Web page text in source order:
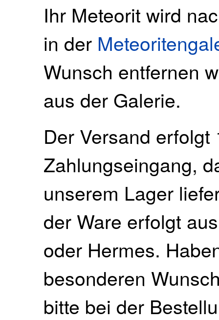
Ihr Meteorit wird
in der
Wunsch entfernen
aus der Galerie.
Der Versand
Zahlungseingang,
unserem Lager
der Ware erfolgt
oder Hermes.
besonderen
bitte bei der